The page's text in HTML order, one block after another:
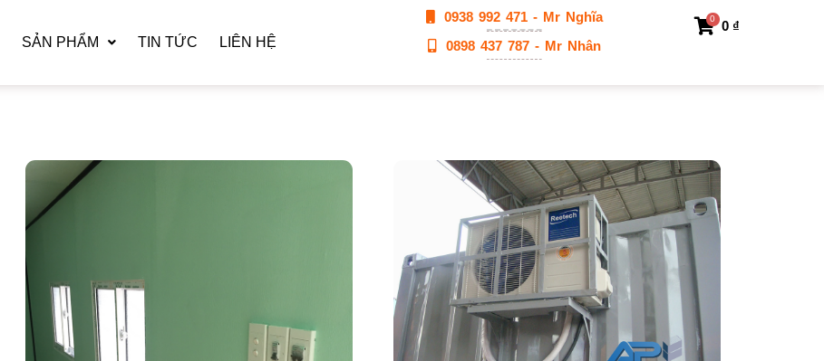
SẢN PHẨM TIN TỨC LIÊN HỆ
0938 992 471 - Mr Nghĩa
0898 437 787 - Mr Nhân
0 ₫
0